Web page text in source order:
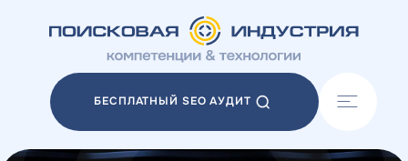
БЕСПЛАТНЫЙ SEO АУДИТ
Акции
Отзывы
Разработка сайтов